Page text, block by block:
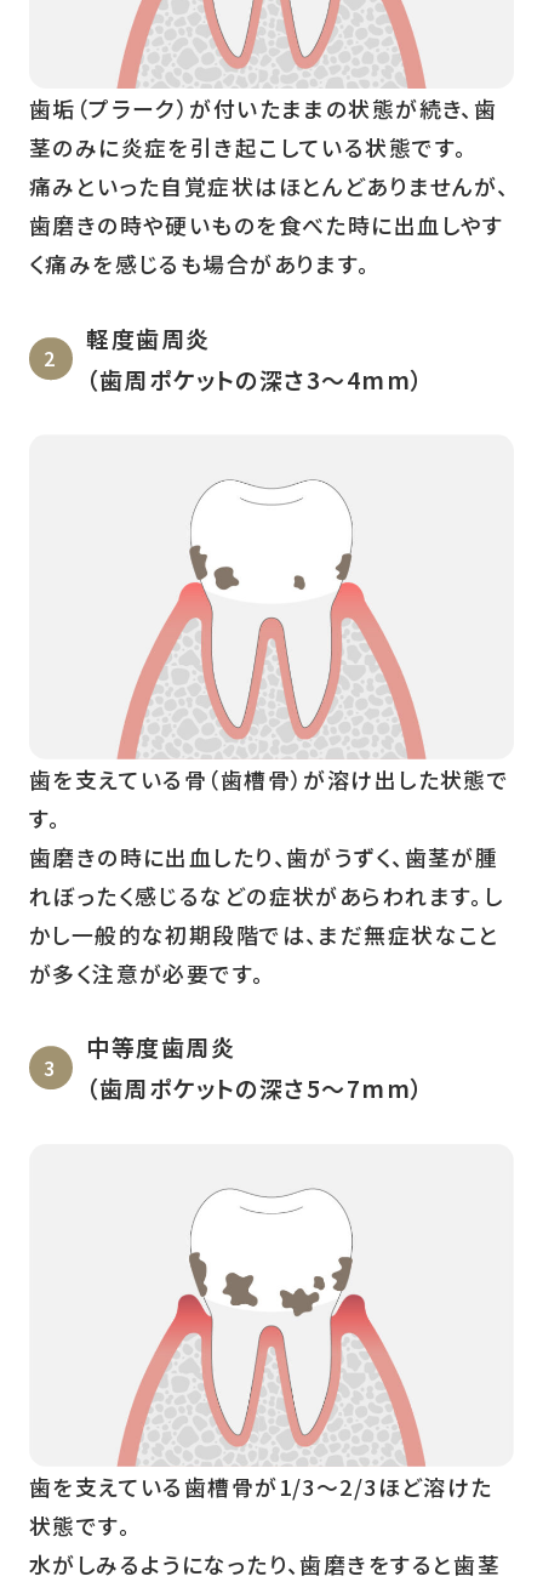
歯垢（プラーク）が付いたままの状態が続き、歯
茎のみに炎症を引き起こしている状態です。
痛みといった自覚症状はほとんどありませんが、
歯磨きの時や硬いものを食べた時に出血しやす
く痛みを感じるも場合があります。
軽度歯周炎
（歯周ポケットの深さ3〜4mm）
歯を支えている骨（歯槽骨）が溶け出した状態で
す。
歯磨きの時に出血したり、歯がうずく、歯茎が腫
れぼったく感じるなどの症状があらわれます。し
かし一般的な初期段階では、まだ無症状なこと
が多く注意が必要です。
中等度歯周炎
（歯周ポケットの深さ5～7mm）
歯を支えている歯槽骨が1/3～2/3ほど溶けた
状態です。
水がしみるようになったり、歯磨きをすると歯茎